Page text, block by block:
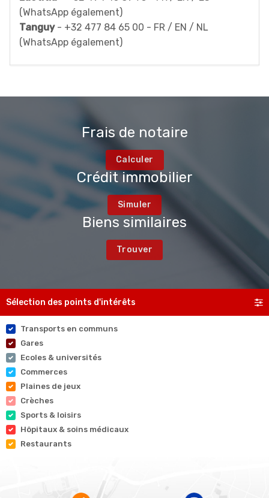
(WhatsApp également)
Tanguy- +32 477 84 65 00 - FR / EN / NL
(WhatsApp également)
Frais de notaire
Calculer
Crédit immobilier
Simuler
Biens similaires
Trouver
Sélection des points d'intérêts
Transports en communs
Gares
Ecoles & universités
Commerces
Plaines de jeux
Crèches
Sports & loisirs
Hôpitaux & soins médicaux
Restaurants